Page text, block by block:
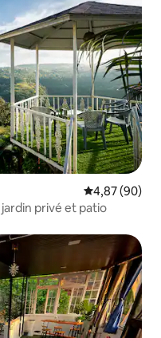
Évaluation
4,87 (90)
privé et patio
appréciés